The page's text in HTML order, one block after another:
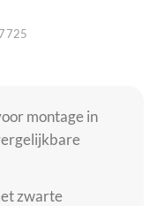
montage in
zwarte